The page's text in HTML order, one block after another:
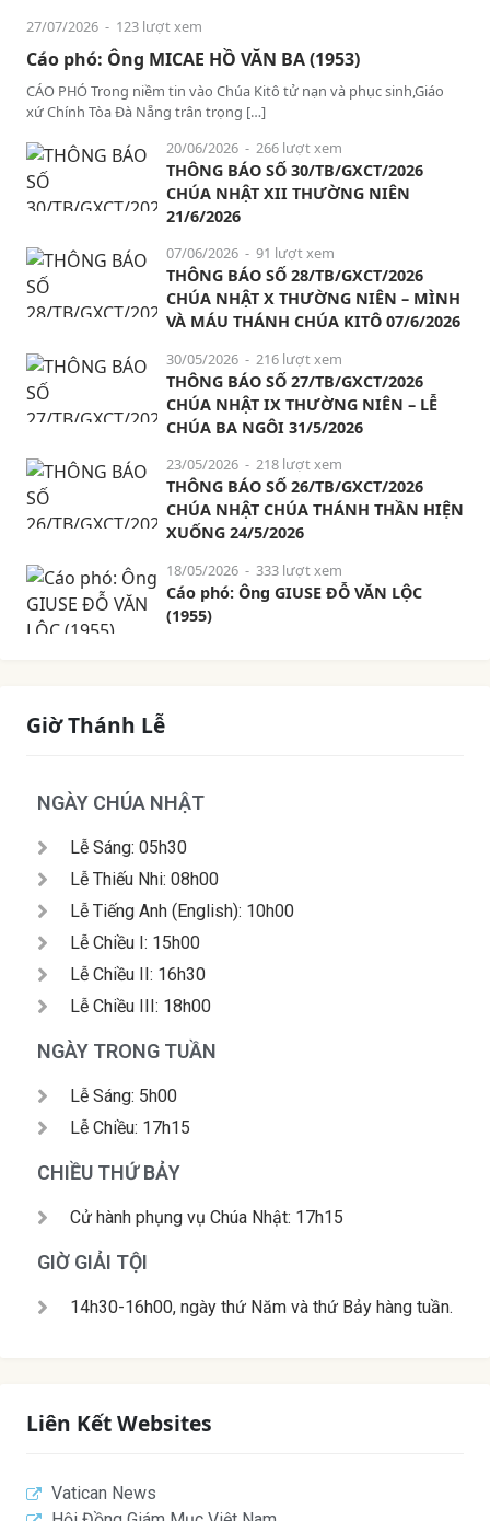
27/07/2026 - 123 lượt xem
Cáo phó: Ông MICAE HỒ VĂN BA (1953)
CÁO PHÓ Trong niềm tin vào Chúa Kitô tử nạn và phục sinh,Giáo
xứ Chính Tòa Đà Nẵng trân trọng […]
20/06/2026 - 266 lượt xem
THÔNG BÁO SỐ 30/TB/GXCT/2026
CHÚA NHẬT XII THƯỜNG NIÊN
21/6/2026
07/06/2026 - 91 lượt xem
THÔNG BÁO SỐ 28/TB/GXCT/2026
CHÚA NHẬT X THƯỜNG NIÊN – MÌNH
VÀ MÁU THÁNH CHÚA KITÔ 07/6/2026
30/05/2026 - 216 lượt xem
THÔNG BÁO SỐ 27/TB/GXCT/2026
CHÚA NHẬT IX THƯỜNG NIÊN – LỄ
CHÚA BA NGÔI 31/5/2026
23/05/2026 - 218 lượt xem
THÔNG BÁO SỐ 26/TB/GXCT/2026
CHÚA NHẬT CHÚA THÁNH THẦN HIỆN
XUỐNG 24/5/2026
18/05/2026 - 333 lượt xem
Cáo phó: Ông GIUSE ĐỖ VĂN LỘC
(1955)
Giờ Thánh Lễ
NGÀY CHÚA NHẬT
Lễ Sáng: 05h30
Lễ Thiếu Nhi: 08h00
Lễ Tiếng Anh (English): 10h00
Lễ Chiều I: 15h00
Lễ Chiều II: 16h30
Lễ Chiều III: 18h00
NGÀY TRONG TUẦN
Lễ Sáng: 5h00
Lễ Chiều: 17h15
CHIỀU THỨ BẢY
Cử hành phụng vụ Chúa Nhật: 17h15
GIỜ GIẢI TỘI
14h30-16h00, ngày thứ Năm và thứ Bảy hàng tuần.
Liên Kết Websites
Vatican News